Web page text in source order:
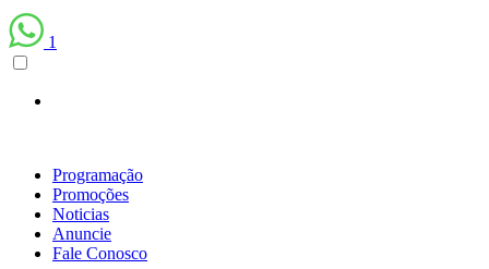
1
Programação
Promoções
Noticias
Anuncie
Fale Conosco